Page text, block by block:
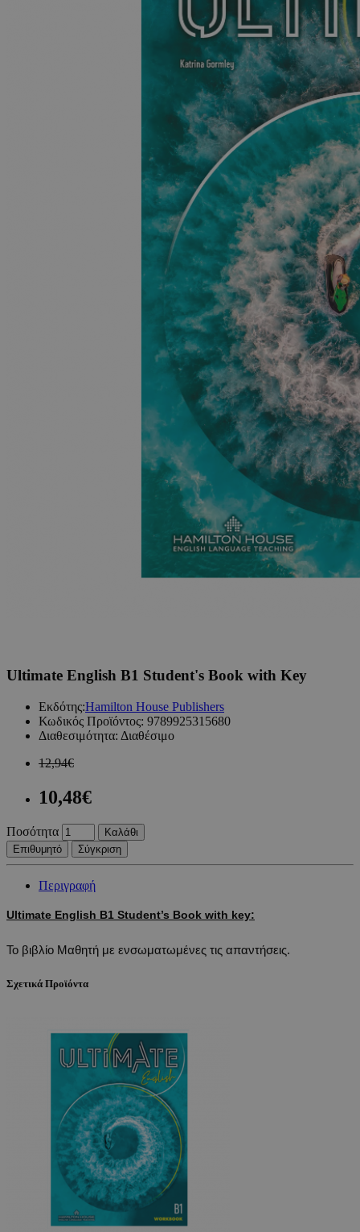
Ultimate English B1 Student's Book with Key
Εκδότης:Hamilton House Publishers
Κωδικός Προϊόντος: 9789925315680
Διαθεσιμότητα: Διαθέσιμο
12,94€
10,48€
Ποσότητα
Καλάθι
Επιθυμητό
Σύγκριση
Περιγραφή
Ultimate English B1 Student’s Book with key:
Το βιβλίο Μαθητή με ενσωματωμένες τις απαντήσεις.
Σχετικά Προϊόντα